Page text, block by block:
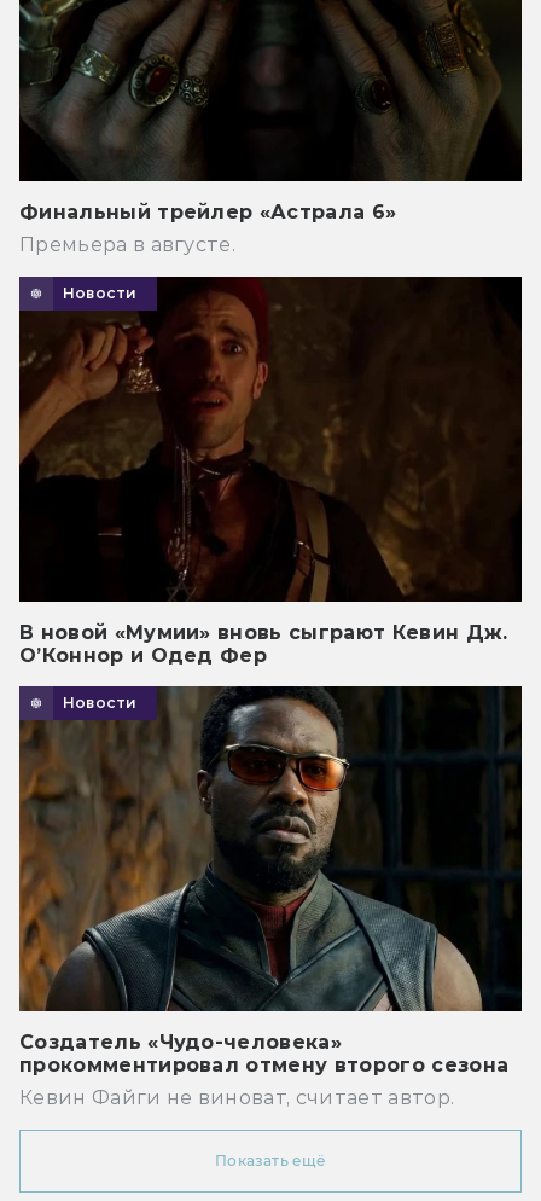
Финальный трейлер «Астрала 6»
Премьера в августе.
Новости
В новой «Мумии» вновь сыграют Кевин Дж.
О’Коннор и Одед Фер
Новости
Создатель «Чудо-человека»
прокомментировал отмену второго сезона
Кевин Файги не виноват, считает автор.
Показать ещё